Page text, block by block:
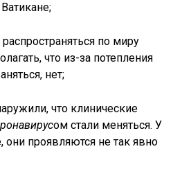
по миру
что из-за потепления
нет;
что клинические
ом стали меняться. У
они проявляются не так явно